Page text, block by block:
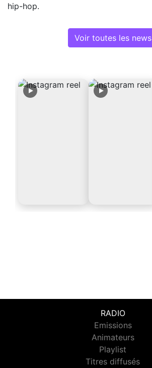
hip-hop.
Voir toutes les news
RADIO
Emissions
Animateurs
Playlist
Titres diffusés